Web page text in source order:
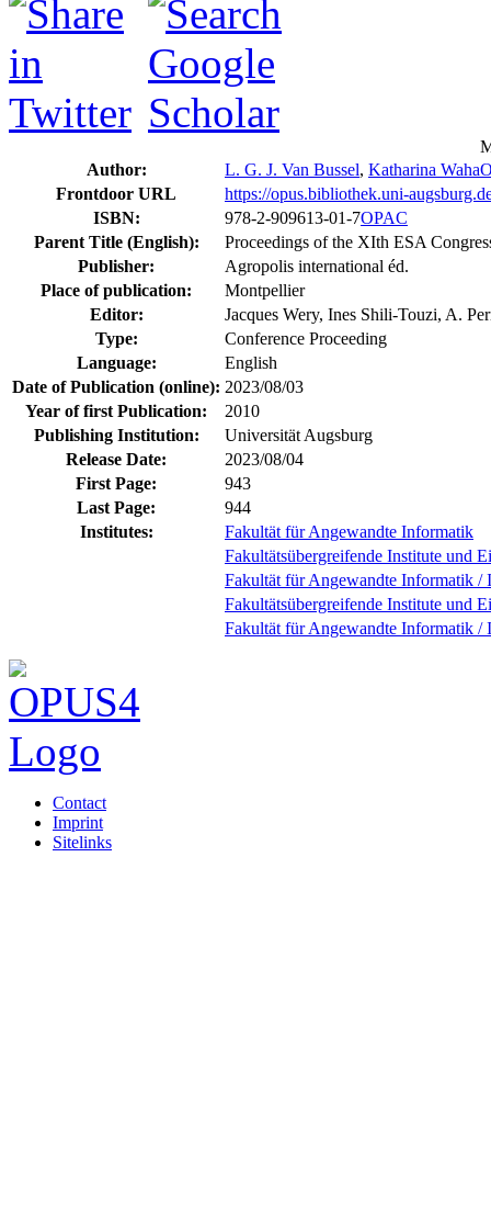
Author:
L. G. J. Van Bussel, Katharina Waha
Frontdoor URL
https://opus.bibliothek.uni-
ISBN:
978-2-909613-01-7OPAC
Parent Title (English):
Proceedings of the XIth ESA
Publisher:
Agropolis international éd.
Place of publication:
Montpellier
Editor:
Jacques Wery, Ines Shili-Touzi, A.
Type:
Conference Proceeding
Language:
English
Date of Publication (online): 2023/08/03
Year of first Publication:
2010
Publishing Institution:
Universität Augsburg
Release Date:
2023/08/04
First Page:
943
Last Page:
944
Institutes:
Fakultät für Angewandte Informatik
Fakultätsübergreifende Institute und
Fakultät für Angewandte Informatik /
Fakultätsübergreifende Institute und
Fakultät für Angewandte Informatik /
Contact
Imprint
Sitelinks